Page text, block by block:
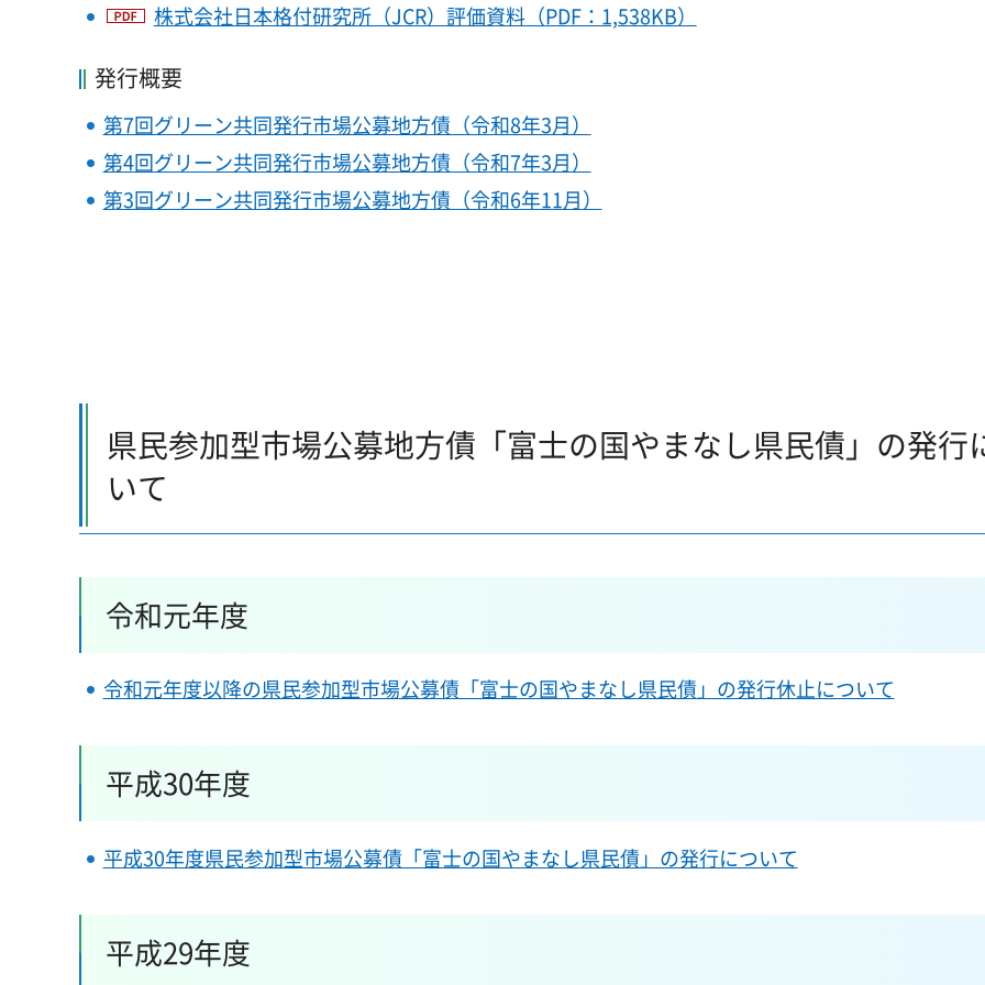
株式会社日本格付研究所（JCR）評価資料（PDF：1,538KB）
発行概要
第7回グリーン共同発行市場公募地方債（令和8年3月）
第4回グリーン共同発行市場公募地方債（令和7年3月）
第3回グリーン共同発行市場公募地方債（令和6年11月）
県民参加型市場公募地方債「富士の国やまなし県民債」の発行
いて
令和元年度
令和元年度以降の県民参加型市場公募債「富士の国やまなし県民債」の発行休止について
平成30年度
平成30年度県民参加型市場公募債「富士の国やまなし県民債」の発行について
平成29年度